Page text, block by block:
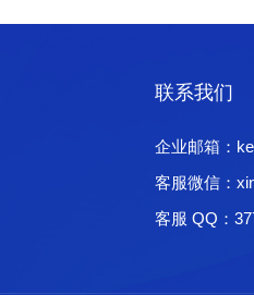
联系我们
企业邮箱：
客服微信：
客服 QQ：